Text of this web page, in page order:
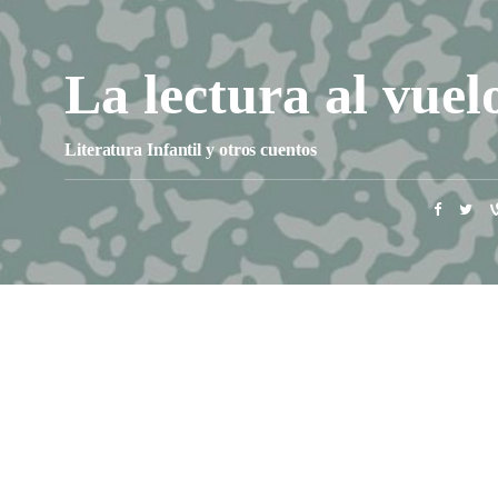
La lectura al
Literatura Infantil y otros cuentos